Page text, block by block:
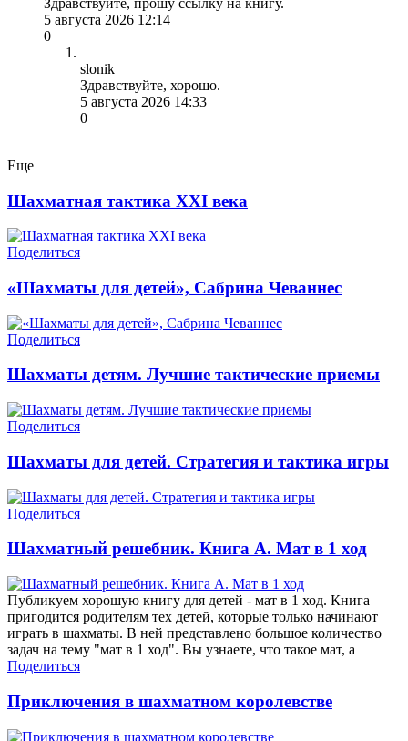
5 августа 2026 12:14
0
slonik
Здравствуйте, хорошо.
5 августа 2026 14:33
0
Еще
Шахматная тактика XXI века
Поделиться
«Шахматы для детей», Сабрина Чеваннес
Поделиться
Шахматы детям. Лучшие тактические приемы
Поделиться
Шахматы для детей. Стратегия и тактика игры
Поделиться
Шахматный решебник. Книга А. Мат в 1 ход
Публикуем хорошую книгу для детей - мат в 1 ход. Книга
пригодится родителям тех детей, которые только начинают
играть в шахматы. В ней представлено большое количество
задач на тему "мат в 1 ход". Вы узнаете, что такое мат, а
Поделиться
Приключения в шахматном королевстве